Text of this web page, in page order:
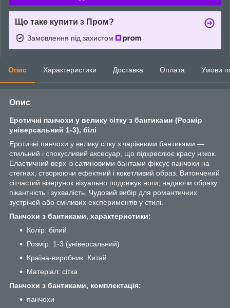
Що таке купити з Пром?
Замовлення під захистом
Опис Характеристики Доставка Оплата Умови
Опис
Еротичні панчохи у велику сітку з бантиками (Розмір
універсальний 1-3), білі
Еротичні панчохи у велику сітку з чарівними бантиками —
стильний і спокусливий аксесуар, що підкреслює красу ніжок.
Еластичний верх із сатиновими бантами фіксує панчохи на
стегнах, створюючи ефектний і кокетливий образ. Витончений
сітчастий візерунок візуально подовжує ноги, надаючи образу
пікантність і зухвалість. Чудовий вибір для романтичних
зустрічей або сміливих експериментів у стилі.
Панчохи з бантиками, характеристики:
Колір: білий
Розмір: 1-3 (універсальний)
Країна-виробник: Китай
Матеріал: сітка
Панчохи з бантиками, комплектація:
панчохи